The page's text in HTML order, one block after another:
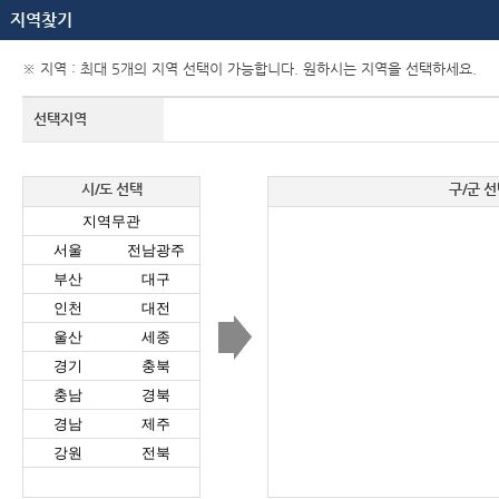
지역찾기
※ 지역 : 최대 5개의 지역 선택이 가능합니다. 원하시는 지역을 선택하세요.
선택지역
시/도 선택
지역무관
서울
전남광주
부산
대구
인천
대전
울산
세종
경기
충북
충남
경북
경남
제주
강원
전북
구/군 선